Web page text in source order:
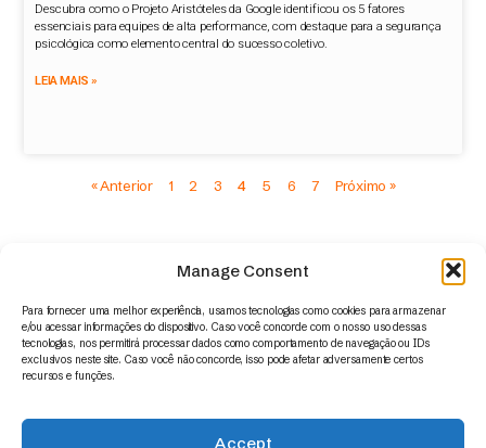
Manage Consent
Para fornecer uma melhor experiência, usamos tecnologias como cookies para armazenar
e/ou acessar informações do dispositivo. Caso você concorde com o nosso uso dessas
tecnologias, nos permitirá processar dados como comportamento de navegação ou IDs
exclusivos neste site. Caso você não concorde, isso pode afetar adversamente certos
recursos e funções.
Accept
Descubra como o Projeto Aristóteles da Google identificou os 5 fatores
essenciais para equipes de alta performance, com destaque para a segurança
psicológica como elemento central do sucesso coletivo.
LEIA MAIS »
« Anterior 1 2 3 4 5 6 7 Próximo »
© 2014 – 2026 | Appus HR Analytics – www.appus.com –